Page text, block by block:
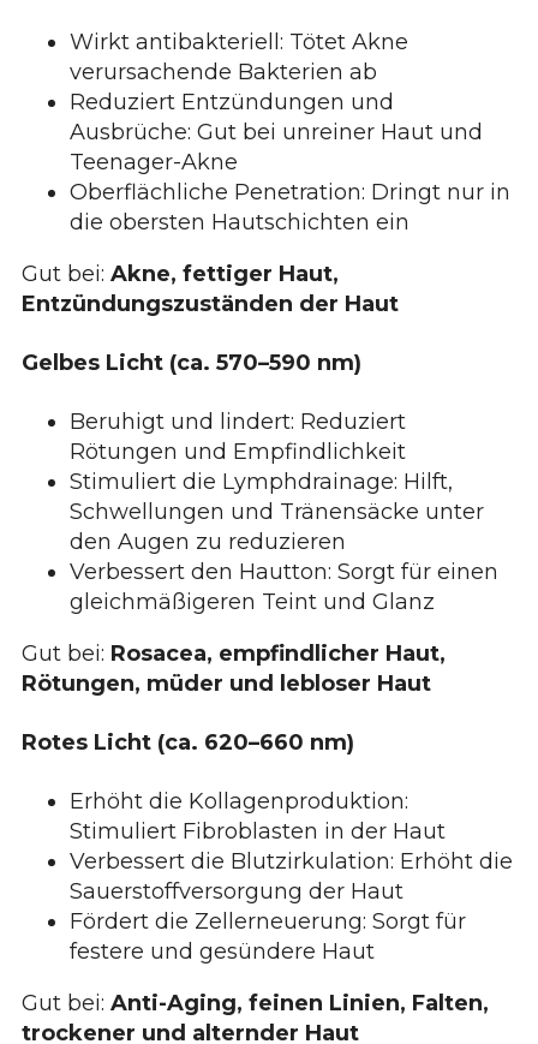
Wirkt antibakteriell: Tötet Akne
verursachende Bakterien ab
Reduziert Entzündungen und
Ausbrüche: Gut bei unreiner Haut und
Teenager-Akne
Oberflächliche Penetration: Dringt nur in
die obersten Hautschichten ein
Gut bei: Akne, fettiger Haut,
Entzündungszuständen der Haut
Gelbes Licht (ca. 570–590 nm)
Beruhigt und lindert: Reduziert
Rötungen und Empfindlichkeit
Stimuliert die Lymphdrainage: Hilft,
Schwellungen und Tränensäcke unter
den Augen zu reduzieren
Verbessert den Hautton: Sorgt für einen
gleichmäßigeren Teint und Glanz
Gut bei: Rosacea, empfindlicher Haut,
Rötungen, müder und lebloser Haut
Rotes Licht (ca. 620–660 nm)
Erhöht die Kollagenproduktion:
Stimuliert Fibroblasten in der Haut
Verbessert die Blutzirkulation: Erhöht die
Sauerstoffversorgung der Haut
Fördert die Zellerneuerung: Sorgt für
festere und gesündere Haut
Gut bei: Anti-Aging, feinen Linien, Falten,
trockener und alternder Haut